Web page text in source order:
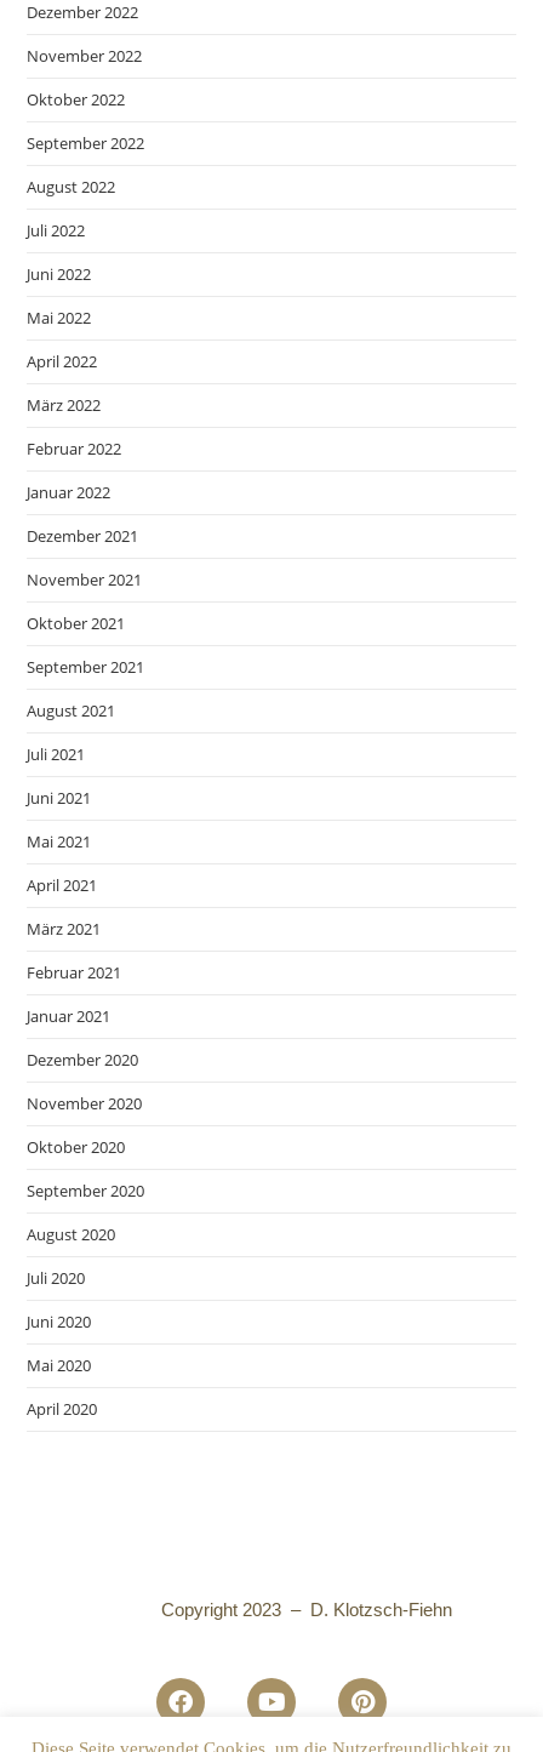
Dezember 2022
November 2022
Oktober 2022
September 2022
August 2022
Juli 2022
Juni 2022
Mai 2022
April 2022
März 2022
Februar 2022
Januar 2022
Dezember 2021
November 2021
Oktober 2021
September 2021
August 2021
Juli 2021
Juni 2021
Mai 2021
April 2021
März 2021
Februar 2021
Januar 2021
Dezember 2020
November 2020
Oktober 2020
September 2020
August 2020
Juli 2020
Juni 2020
Mai 2020
April 2020
Copyright 2023 – D. Klotzsch-Fiehn